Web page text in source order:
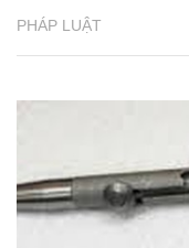
PHÁP LUẬT